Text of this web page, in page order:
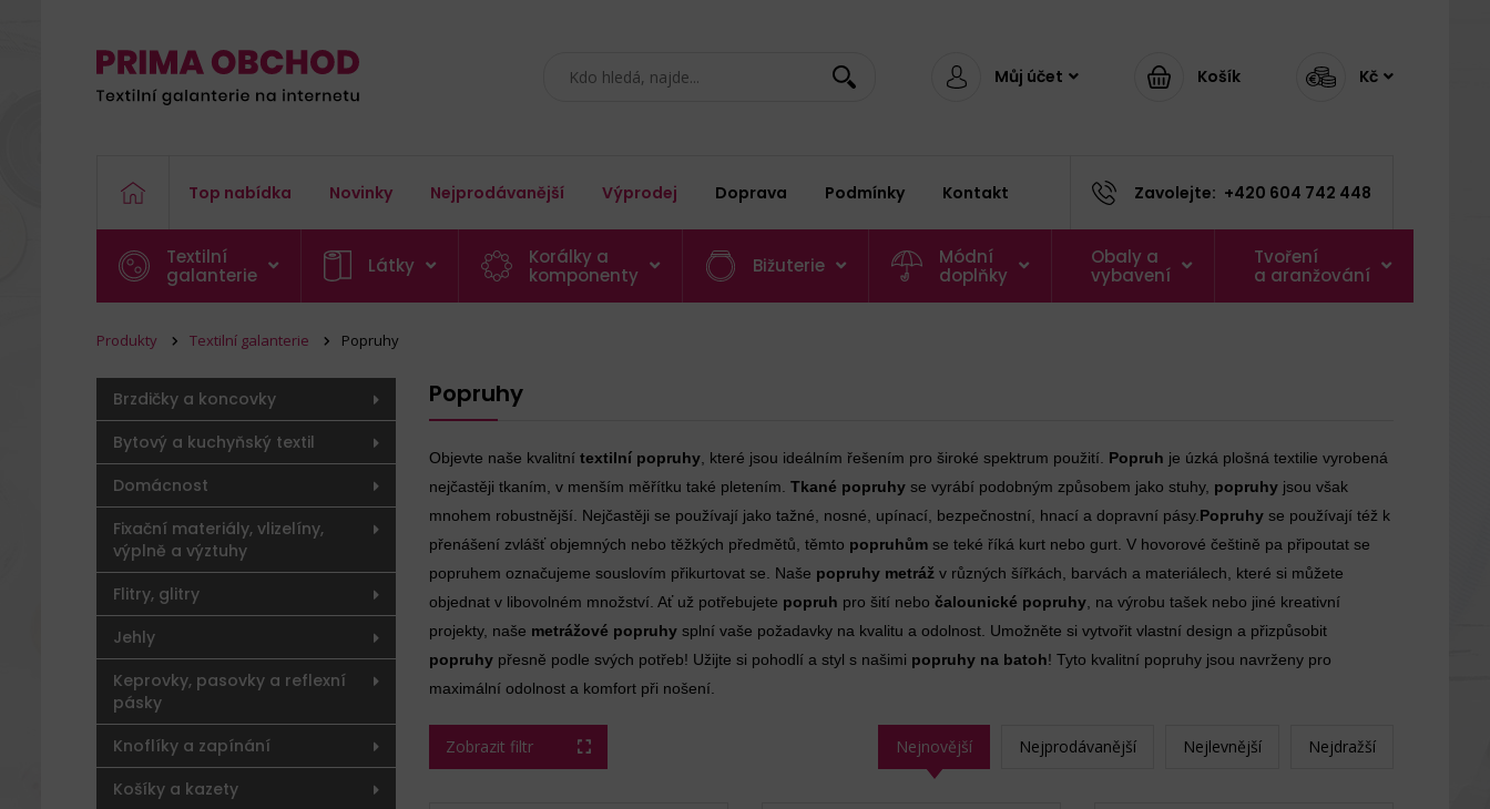
Můj účet Košík Kč
Top nabídka Novinky Nejprodávanější Výprodej Doprava Podmínky Kontakt Zavolejte: +420 604 742 448
Textilní
galanterie
Látky
Korálky a
komponenty
Bižuterie
Módní
doplňky
Obaly a
vybavení
Tvoření
a aranžování
Produkty Textilní galanterie Popruhy
Brzdičky a koncovky
Bytový a kuchyňský textil
Domácnost
Fixační materiály, vlizelíny,
výplně a výztuhy
Flitry, glitry
Jehly
Keprovky, pasovky a reflexní
pásky
Knoflíky a zapínání
Košíky a kazety
Popruhy
Objevte naše kvalitní textilní popruhy , které jsou ideálním řešením pro široké spektrum použití. Popruh je úzká plošná textilie vyrobená
nejčastěji tkaním, v menším měřítku také pletením. Tkané popruhy se vyrábí podobným způsobem jako stuhy, popruhy jsou však
mnohem robustnější. Nejčastěji se používají jako tažné, nosné, upínací, bezpečnostní, hnací a dopravní pásy. Popruhy se používají též k
přenášení zvlášť objemných nebo těžkých předmětů, těmto popruhům se teké říká kurt nebo gurt. V hovorové češtině pa připoutat se
popruhem označujeme souslovím přikurtovat se. Naše popruhy metráž v různých šířkách, barvách a materiálech, které si můžete
objednat v libovolném množství. Ať už potřebujete popruh pro šití nebo čalounické popruhy , na výrobu tašek nebo jiné kreativní
projekty, naše metrážové popruhy splní vaše požadavky na kvalitu a odolnost. Umožněte si vytvořit vlastní design a přizpůsobit
popruhy přesně podle svých potřeb! Užijte si pohodlí a styl s našimi popruhy na batoh! Tyto kvalitní popruhy jsou navrženy pro
maximální odolnost a komfort při nošení.
Zobrazit filtr Nejnovější Nejprodávanější Nejlevnější Nejdražší